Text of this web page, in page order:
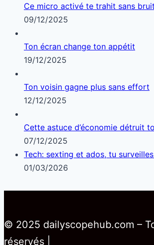
Ce micro activé te trahit sans bruit
09/12/2025
Ton écran change ton appétit
19/12/2025
Ton voisin gagne plus sans effort
12/12/2025
Cette astuce d’économie détruit
07/12/2025
Tech: sexting et ados, tu
01/03/2026
© 2025 dailyscopehub.com –
réservés |